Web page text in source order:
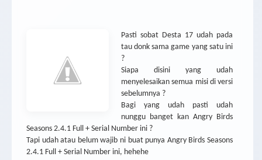
Pasti sobat Desta 17 udah pada
tau donk sama game yang satu ini
?
Siapa disini yang udah
menyelesaikan semua misi di versi
sebelumnya ?
Bagi yang udah pasti udah
nunggu banget kan Angry Birds
Seasons 2.4.1 Full + Serial Number ini ?
Tapi udah atau belum wajib ni buat punya Angry Birds Seasons
2.4.1 Full + Serial Number ini, hehehe